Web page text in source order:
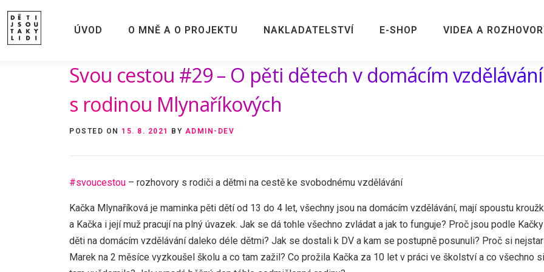
content
ÚVOD O MNĚ A O PROJEKTU NAKLADATELSTVÍ E-SHOP VIDEA A
Svou cestou #29 – O pěti dětech v domácím vzdělávání
s rodinou Mlynaříkových
POSTED ON 15. 8. 2021 BY ADMIN-DEV
#svoucestou – rozhovory s rodiči a dětmi na cestě ke svobodnému vzdělávání
Kačka Mlynaříková je maminka pěti dětí od 13 do 4 let, všechny jsou na domácím vzdělávání, mají spoustu
a Kačka i její muž pracují na plný úvazek. Jak se dá tohle všechno zvládat a jak to funguje? Proč jsou podle Kačky
děti na domácím vzdělávání daleko déle dětmi? Jak se dostali k DV a kam se postupně posunuli? Proč si
Marek na 2 měsíce vyzkoušel školu a co tam zažil? Co prožila Kačka za 10 let v práci ve školství a co všechno si